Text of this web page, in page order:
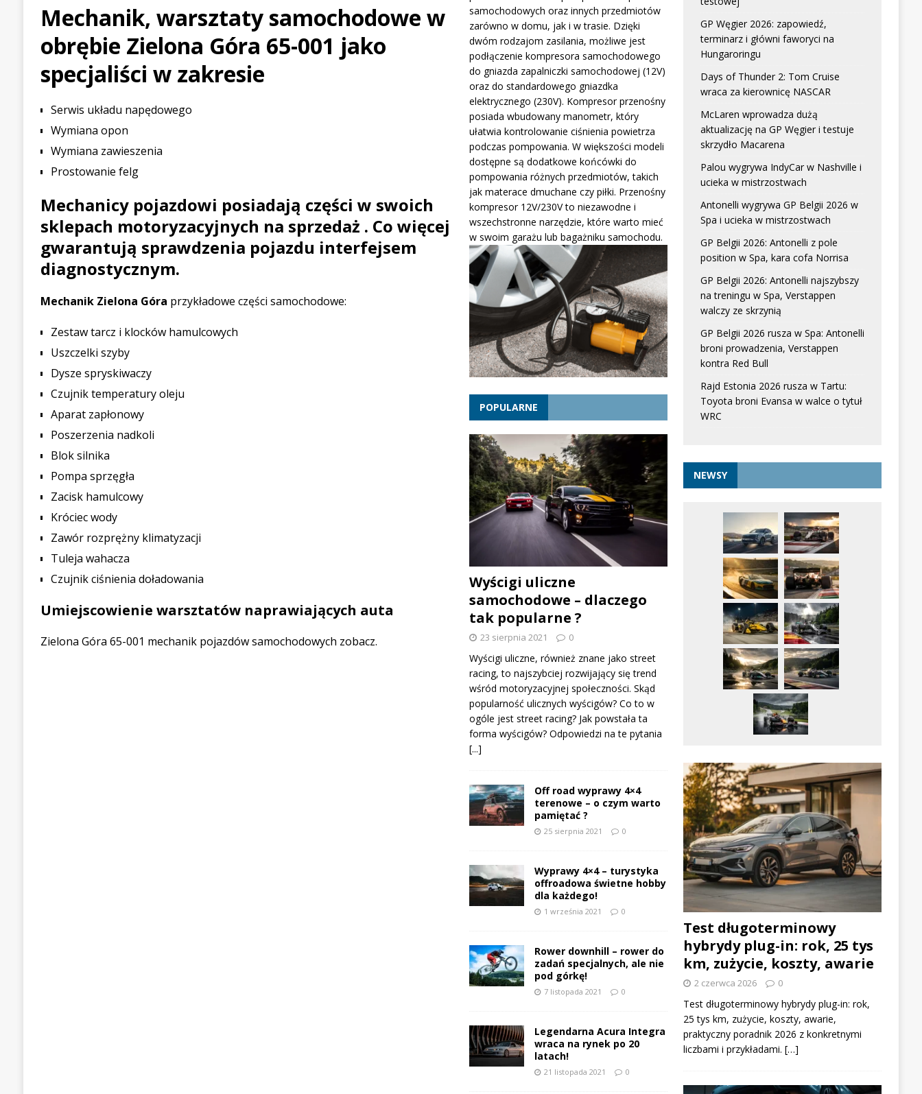
[ 21 lipca 2026 ] Palou wygrywa IndyCar w Nashville i ucieka w mistrzostwach
WIADOMOŚCI
WYŚCIGOWE
Kia Sportage – osiągi, wersje silnikowe i pierwsze wrażenia z jazdy testowej
PIERWSZE JAZDY
Mechanik, warsztaty samochodowe w
obrębie Zielona Góra 65-001 jako
specjaliści w zakresie
Serwis układu napędowego
Wymiana opon
Wymiana zawieszenia
Prostowanie felg
Mechanicy pojazdowi posiadają części w swoich
sklepach motoryzacyjnych na sprzedaż . Co więcej
gwarantują sprawdzenia pojazdu interfejsem
diagnostycznym.
Mechanik Zielona Góra przykładowe części samochodowe:
Zestaw tarcz i klocków hamulcowych
Uszczelki szyby
Dysze spryskiwaczy
Czujnik temperatury oleju
Aparat zapłonowy
Poszerzenia nadkoli
Blok silnika
Pompa sprzęgła
Zacisk hamulcowy
Króciec wody
Zawór rozprężny klimatyzacji
Tuleja wahacza
Czujnik ciśnienia doładowania
Umiejscowienie warsztatów naprawiających auta
Zielona Góra 65-001 mechanik pojazdów samochodowych zobacz.
samochodowych oraz innych przedmiotów
zarówno w domu, jak i w trasie. Dzięki
dwóm rodzajom zasilania, możliwe jest
podłączenie kompresora samochodowego
do gniazda zapalniczki samochodowej (12V)
oraz do standardowego gniazdka
elektrycznego (230V). Kompresor przenośny
posiada wbudowany manometr, który
ułatwia kontrolowanie ciśnienia powietrza
podczas pompowania. W większości modeli
dostępne są dodatkowe końcówki do
pompowania różnych przedmiotów, takich
jak materace dmuchane czy piłki. Przenośny
kompresor 12V/230V to niezawodne i
wszechstronne narzędzie, które warto mieć
w swoim garażu lub bagażniku samochodu.
POPULARNE
Wyścigi uliczne
samochodowe – dlaczego
tak popularne ?
23 sierpnia 2021 0
Wyścigi uliczne, również znane jako street
racing, to najszybciej rozwijający się trend
wśród motoryzacyjnej społeczności. Skąd
popularność ulicznych wyścigów? Co to w
ogóle jest street racing? Jak powstała ta
forma wyścigów? Odpowiedzi na te pytania
[...]
Off road wyprawy 4×4
terenowe – o czym warto
pamiętać ?
25 sierpnia 2021 0
Wyprawy 4×4 – turystyka
offroadowa świetne hobby
dla każdego!
1 września 2021 0
Rower downhill – rower do
zadań specjalnych, ale nie
pod górkę!
7 listopada 2021 0
Legendarna Acura Integra
wraca na rynek po 20
latach!
21 listopada 2021 0
GP Węgier 2026: zapowiedź,
terminarz i główni faworyci na
Hungaroringu
Days of Thunder 2: Tom Cruise
wraca za kierownicę NASCAR
McLaren wprowadza dużą
aktualizację na GP Węgier i testuje
skrzydło Macarena
Palou wygrywa IndyCar w Nashville i
ucieka w mistrzostwach
Antonelli wygrywa GP Belgii 2026 w
Spa i ucieka w mistrzostwach
GP Belgii 2026: Antonelli z pole
position w Spa, kara cofa Norrisa
GP Belgii 2026: Antonelli najszybszy
na treningu w Spa, Verstappen
walczy ze skrzynią
GP Belgii 2026 rusza w Spa: Antonelli
broni prowadzenia, Verstappen
kontra Red Bull
Rajd Estonia 2026 rusza w Tartu:
Toyota broni Evansa w walce o tytuł
WRC
NEWSY
Test długoterminowy
hybrydy plug-in: rok, 25 tys
km, zużycie, koszty, awarie
2 czerwca 2026 0
Test długoterminowy hybrydy plug-in: rok,
25 tys km, zużycie, koszty, awarie,
praktyczny poradnik 2026 z konkretnymi
liczbami i przykładami. […]